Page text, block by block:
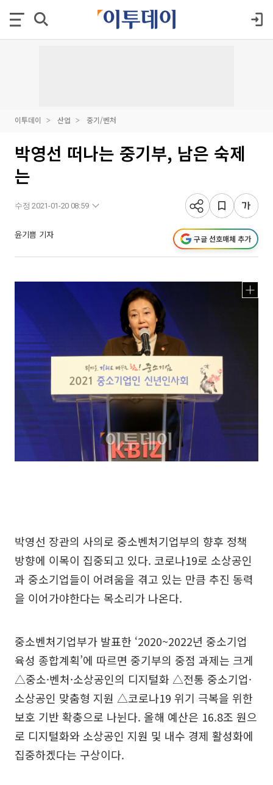
이투데이 산업 중기/벤처
박영선 떠나는 중기부, 남은 숙제
는
수정 2021-01-20 08:59
윤기쁨 기자 구글 선호매체 추가
박영선 장관의 사의로 중소벤처기업부의 향후 정책
방향에 이목이 집중되고 있다. 코로나19로 소상공인
과 중소기업들이 어려움을 겪고 있는 만큼 추진 동력
을 이어가야한다는 목소리가 나온다.
중소벤처기업부가 발표한 ‘2020~2022년 중소기업
육성 종합계획’에 따르면 중기부의 중점 과제는 크게
△중소·벤처·소상공인의 디지털화 △전통 중소기업·
소상공인 맞춤형 지원 △코로나19 위기 극복을 위한
보호 기반 확충으로 나뉜다. 올해 예산은 16.8조 원으
로 디지털화와 소상공인 지원 및 내수 경제 활성화에
집중하겠다는 구상이다.